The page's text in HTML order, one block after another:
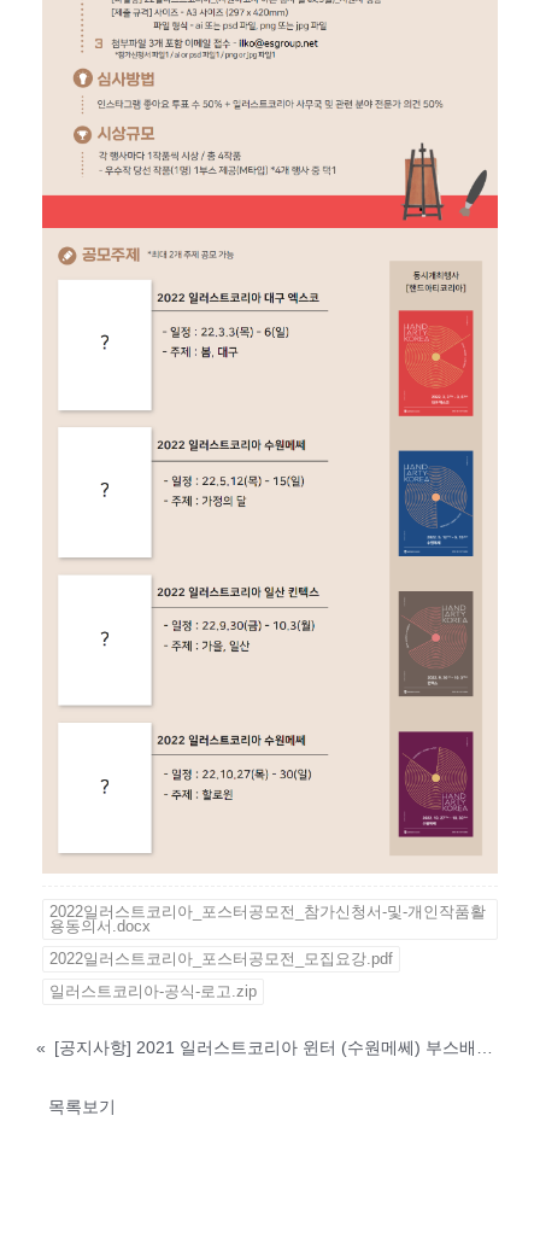
2022일러스트코리아_포스터공모전_참가신청서-및-개인작품활
용동의서.docx
2022일러스트코리아_포스터공모전_모집요강.pdf
일러스트코리아-공식-로고.zip
«
목록보기